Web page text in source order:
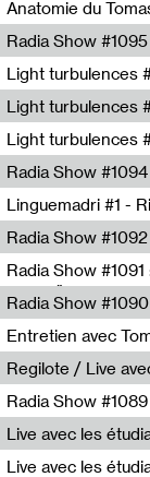
Loraine
Usmaradio
Lutèce Lockness
Jérôme
Reboot.fm
Linguemadri #1 -
Meris Angioletti
Radia Show
Diffusion FM
Radia Show
Radio Študent
Wave Farm
Entretien avec
Tomomi
Radio Panik
Live avec les
Live avec les